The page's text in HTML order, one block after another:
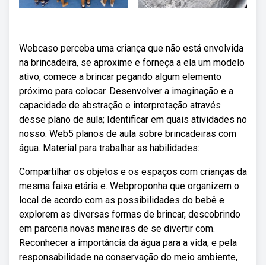
Webcaso perceba uma criança que não está envolvida
na brincadeira, se aproxime e forneça a ela um modelo
ativo, comece a brincar pegando algum elemento
próximo para colocar. Desenvolver a imaginação e a
capacidade de abstração e interpretação através
desse plano de aula; Identificar em quais atividades no
nosso. Web5 planos de aula sobre brincadeiras com
água. Material para trabalhar as habilidades:
Compartilhar os objetos e os espaços com crianças da
mesma faixa etária e. Webproponha que organizem o
local de acordo com as possibilidades do bebê e
explorem as diversas formas de brincar, descobrindo
em parceria novas maneiras de se divertir com.
Reconhecer a importância da água para a vida, e pela
responsabilidade na conservação do meio ambiente,